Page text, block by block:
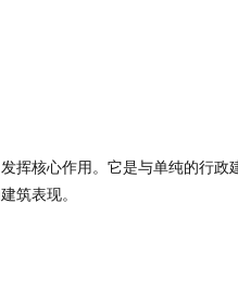
挥核心作用。它是与单纯的行政
筑表现。